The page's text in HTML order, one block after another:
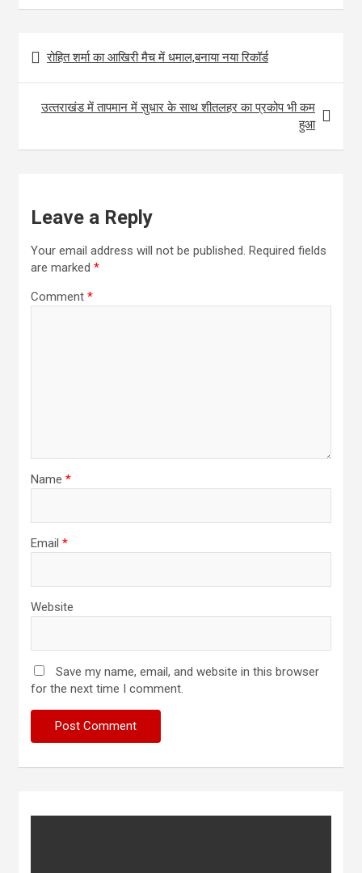
b
o
o
er
s
A
p
e
Post
navigation
रोहित शर्मा का आखिरी मैच में धमाल,बनाया नया रिकॉर्ड
उत्‍तराखंड में तापमान में सुधार के साथ शीतलहर का प्रकोप भी कम
हुआ
Leave a Reply
Your email address will not be published. Required fields
are marked *
Comment *
Name *
Email *
Website
Save my name, email, and website in this browser
for the next time I comment.